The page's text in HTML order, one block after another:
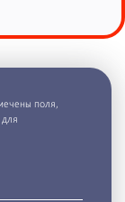
поля,